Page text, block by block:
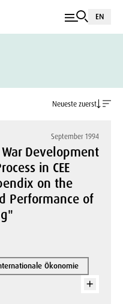
EN
Neueste zuerst
September 1994
Development
in CEE
on the
Performance of
Ökonomie